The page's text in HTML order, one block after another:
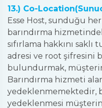
13.) Co-
Esse Host, sunduğu
barındırma
sıfırlama hakkını
adresi ve root şifresini
bulundurmak,
Barındırma hizmeti
yedeklenmemektedir,
yedeklenmesi